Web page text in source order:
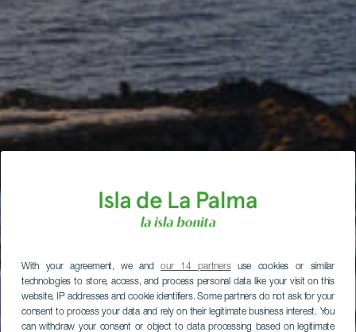
With your agreement, we andour 14 partnersuse cookies or similar
technologies to store, access, and process personal data like your visit on this
website, IP addresses and cookie identifiers. Some partners do not ask for your
consent to process your data and rely on their legitimate business interest. You
can withdraw your consent or object to data processing based on legitimate